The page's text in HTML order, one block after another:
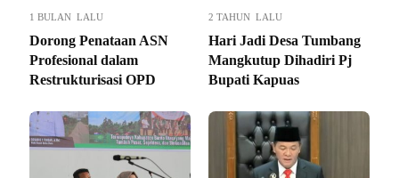
1 BULAN LALU
Dorong Penataan ASN
Profesional dalam
Restrukturisasi OPD
2 TAHUN LALU
Hari Jadi Desa Tumbang
Mangkutup Dihadiri Pj
Bupati Kapuas